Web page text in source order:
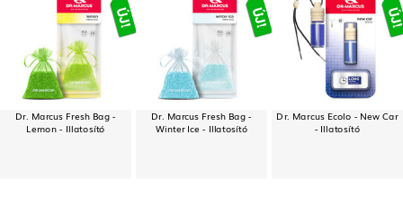
Dr. Marcus Fresh Bag -
Lemon - Illatosító
Dr. Marcus Fresh Bag -
Winter Ice - Illatosító
Dr. Marcus Ecolo - New Car
- Illatosító